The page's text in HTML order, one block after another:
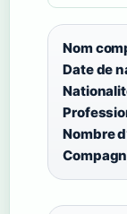
Nom
Date de
Nombre